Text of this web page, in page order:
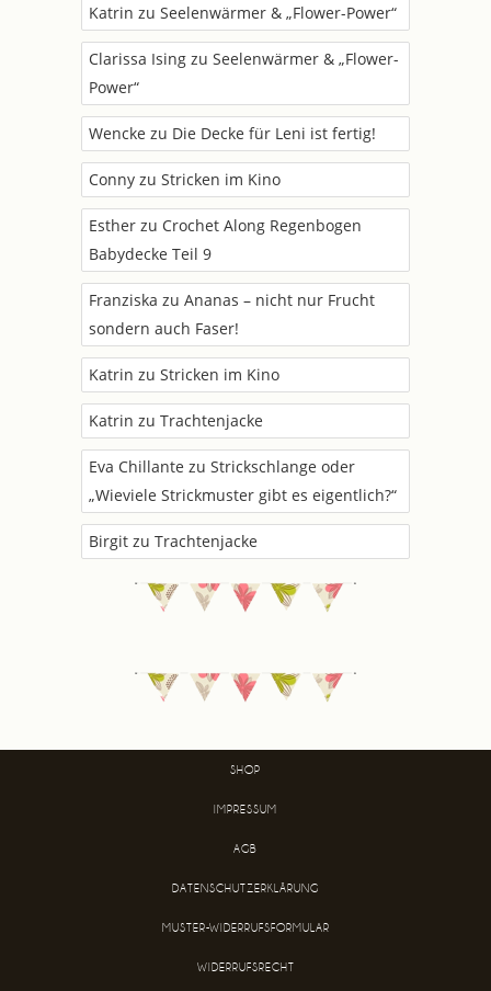
Katrin zu Seelenwärmer & „Flower-Power“
Clarissa Ising zu Seelenwärmer & „Flower-
Power“
Wencke zu Die Decke für Leni ist fertig!
Conny zu Stricken im Kino
Esther zu Crochet Along Regenbogen
Babydecke Teil 9
Franziska zu Ananas – nicht nur Frucht
sondern auch Faser!
Katrin zu Stricken im Kino
Katrin zu Trachtenjacke
Eva Chillante zu Strickschlange oder
„Wieviele Strickmuster gibt es eigentlich?“
Birgit zu Trachtenjacke
SHOP
IMPRESSUM
AGB
DATENSCHUTZERKLÄRUNG
MUSTER-WIDERRUFSFORMULAR
WIDERRUFSRECHT